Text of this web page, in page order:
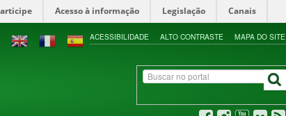
Acesso à informação Legislação Canais
ACESSIBILIDADE ALTO CONTRASTE MAPA DO SITE